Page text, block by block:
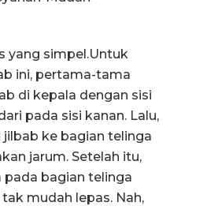
yang simpel.Untuk
ini, pertama-tama
di kepala dengan sisi
pada sisi kanan. Lalu,
ke bagian telinga
jarum. Setelah itu,
pada bagian telinga
mudah lepas. Nah,